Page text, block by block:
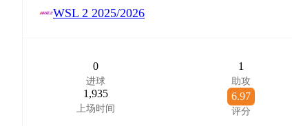
WSL 2 2025/2026
0
进球
1
助攻
1,935
上场时间
6.97
评分